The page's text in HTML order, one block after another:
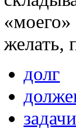
желать,
долг